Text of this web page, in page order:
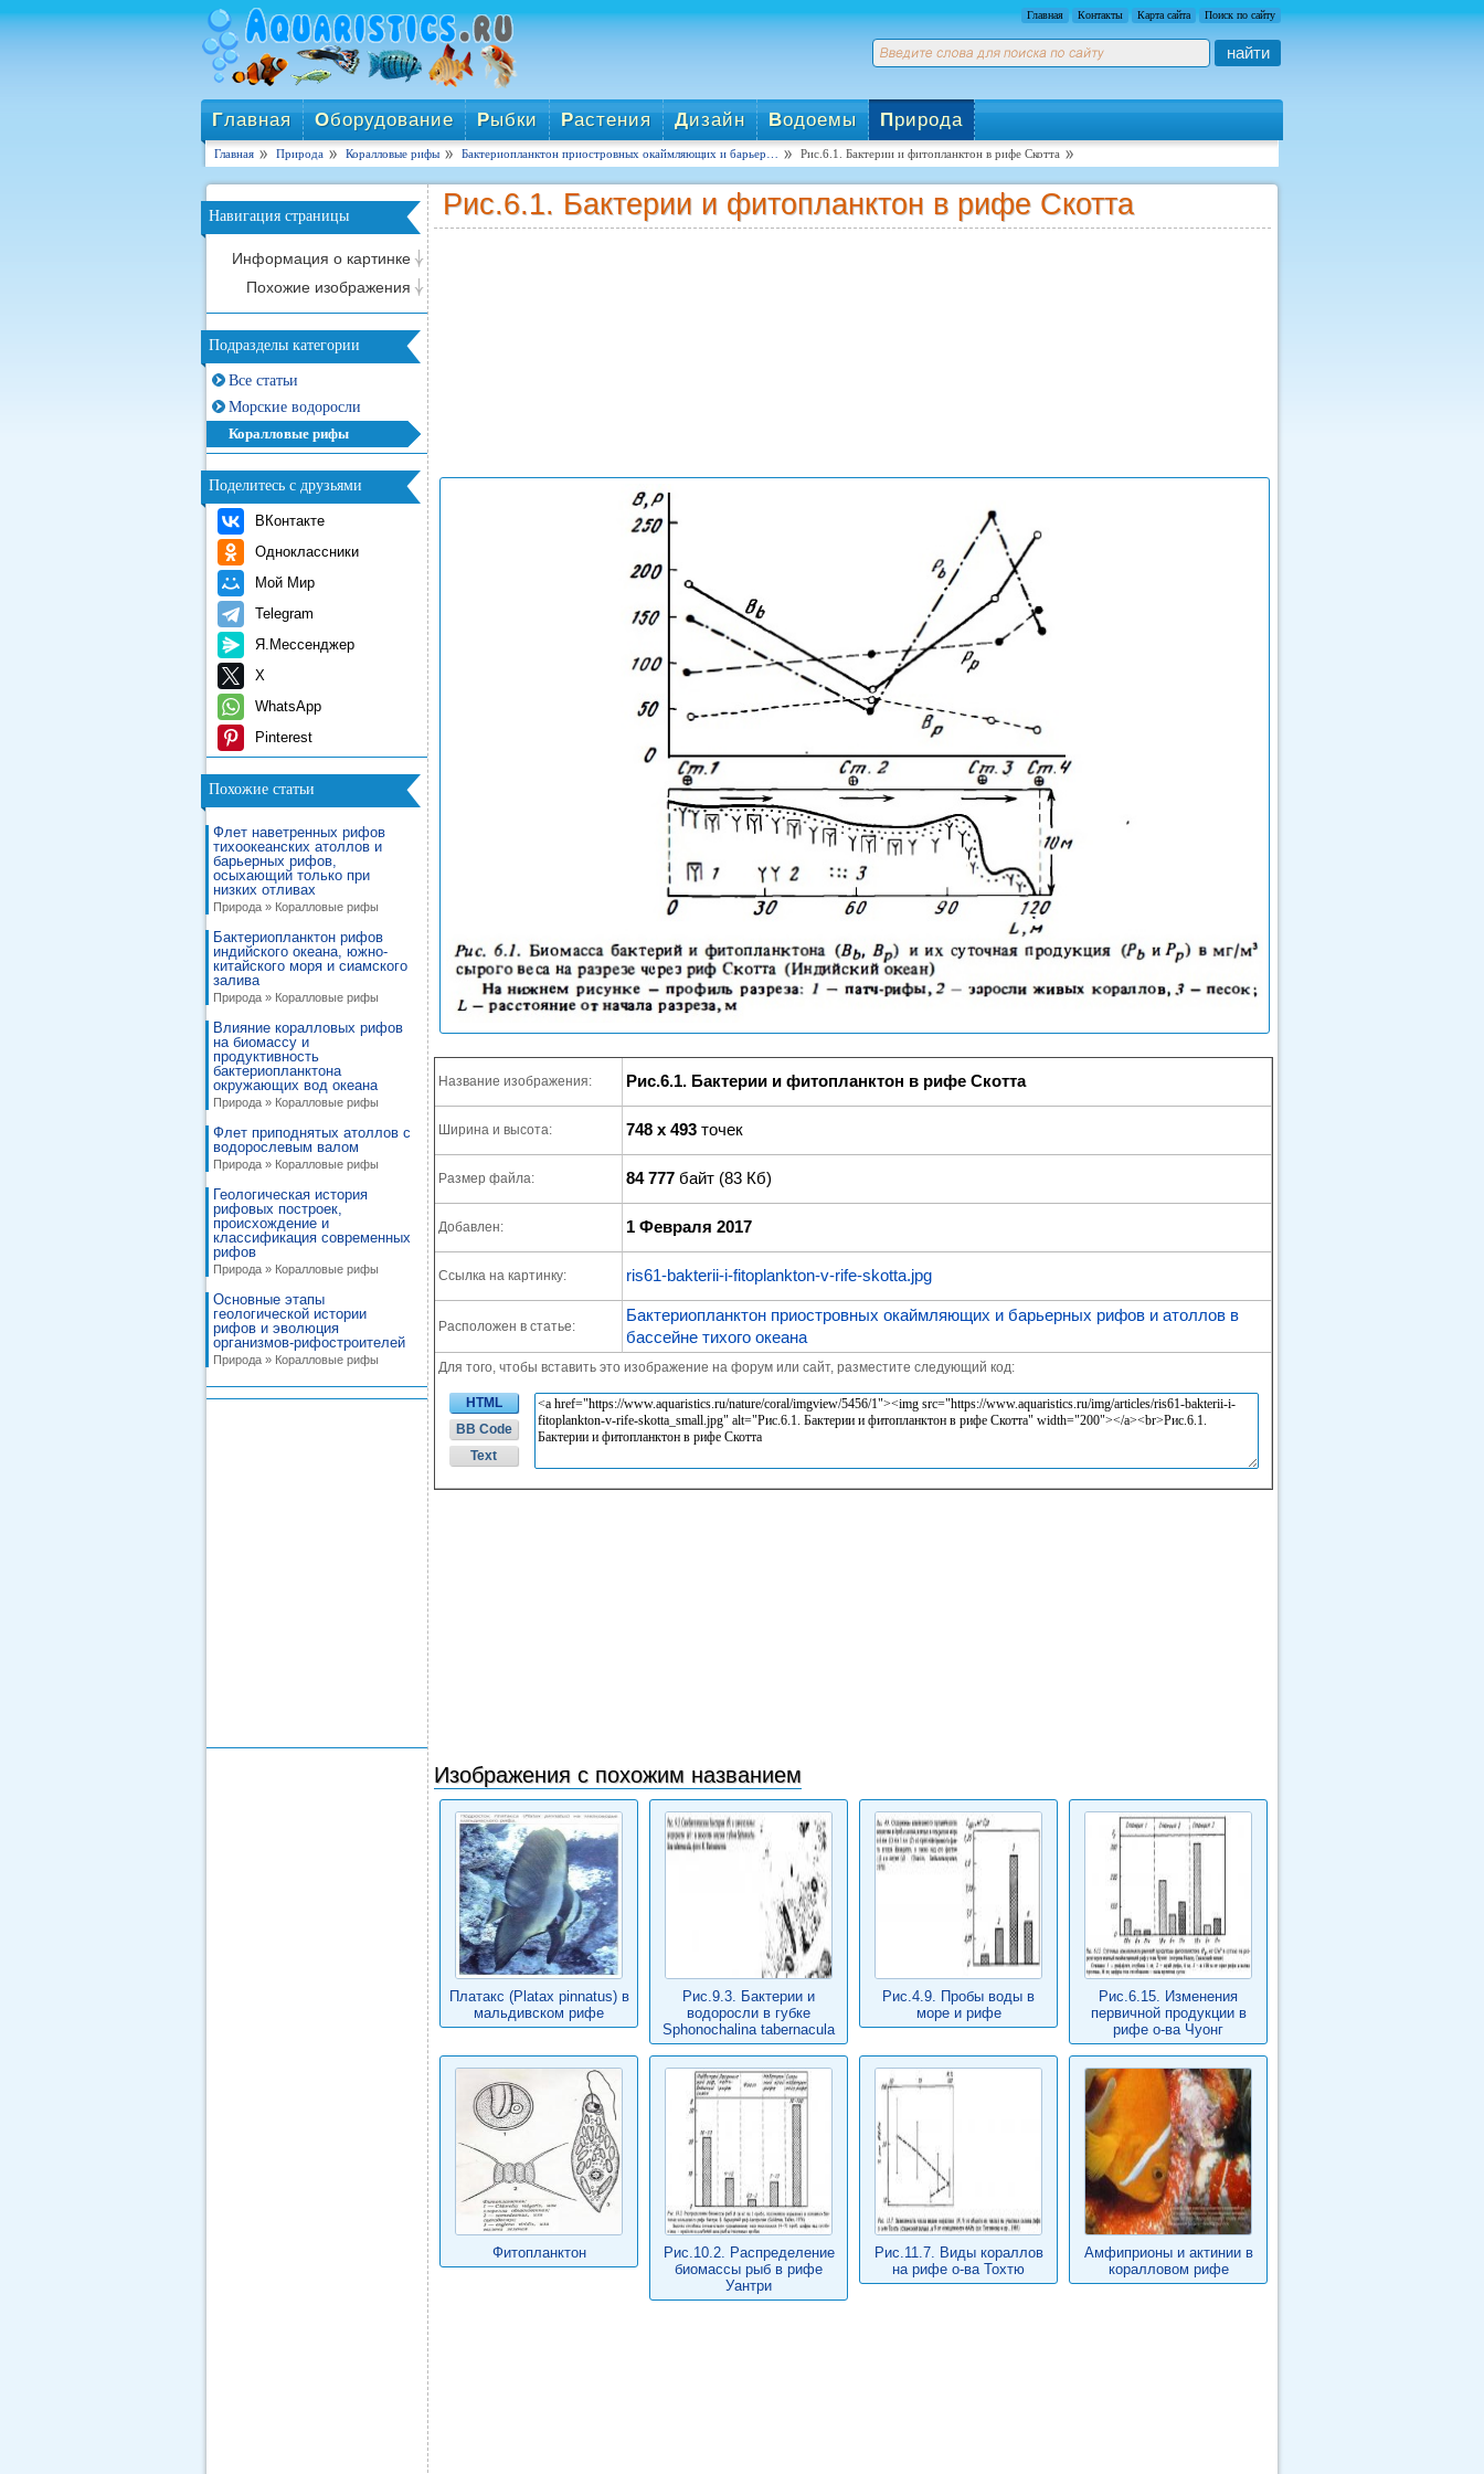
Главная Контакты Карта сайта Поиск по сайту
найти
Главная Оборудование Рыбки Растения Дизайн Водоемы Природа
Главная Природа Коралловые рифы Бактериопланктон приостровных окаймляющих и барьер… Рис.6.1. Бактерии и фитопланктон в рифе Скотта
Навигация страницы
Информация о картинке
Похожие изображения
Подразделы категории
Все статьи
Морские водоросли
Коралловые рифы
Поделитесь с друзьями
ВКонтакте
Одноклассники
Мой Мир
Telegram
Я.Мессенджер
X
WhatsApp
Pinterest
Похожие статьи
Флет наветренных рифов
тихоокеанских атоллов и
барьерных рифов,
осыхающий только при
низких отливах
Природа » Коралловые рифы
Бактериопланктон рифов
индийского океана, южно-
китайского моря и сиамского
залива
Природа » Коралловые рифы
Влияние коралловых рифов
на биомассу и
продуктивность
бактериопланктона
окружающих вод океана
Природа » Коралловые рифы
Флет приподнятых атоллов с
водорослевым валом
Природа » Коралловые рифы
Геологическая история
рифовых построек,
происхождение и
классификация современных
рифов
Природа » Коралловые рифы
Основные этапы
геологической истории
рифов и эволюция
организмов-рифостроителей
Природа » Коралловые рифы
Рис.6.1. Бактерии и фитопланктон в рифе Скотта
Название изображения: Рис.6.1. Бактерии и фитопланктон в рифе Скотта
Ширина и высота: 748 x 493 точек
Размер файла: 84 777 байт (83 Кб)
Добавлен: 1 Февраля 2017
Ссылка на картинку: ris61-bakterii-i-fitoplankton-v-rife-skotta.jpg
Расположен в статье:
Бактериопланктон приостровных окаймляющих и барьерных рифов и атоллов в
бассейне тихого океана
Для того, чтобы вставить это изображение на форум или сайт, разместите следующий код:
HTML
BB Code
Text
Изображения с похожим названием
Платакс (Platax pinnatus) в
мальдивском рифе
Рис.9.3. Бактерии и
водоросли в губке
Sphonochalina tabernacula
Рис.4.9. Пробы воды в
море и рифе
Рис.6.15. Изменения
первичной продукции в
рифе о-ва Чуонг
Фитопланктон
Рис.10.2. Распределение
биомассы рыб в рифе
Уантри
Рис.11.7. Виды кораллов
на рифе о-ва Тохтю
Амфиприоны и актинии в
коралловом рифе